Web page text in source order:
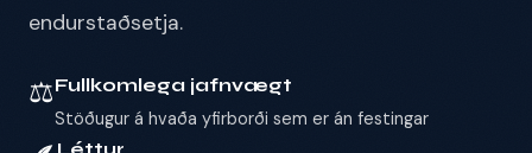
endurstaðsetja.
⚖️Fullkomlega jafnvægt
Stöðugur á hvaða yfirborði sem er án festingar
Léttur